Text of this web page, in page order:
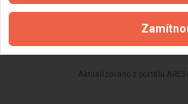
Aktualizováno z portálu